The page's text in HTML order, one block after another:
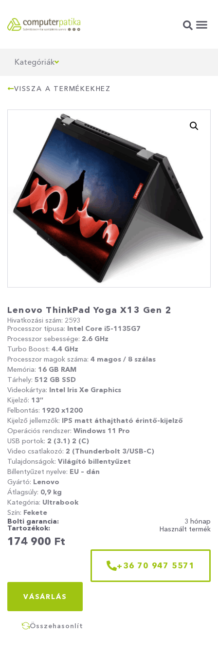
Kategóriák
VISSZA A TERMÉKEKHEZ
Lenovo ThinkPad Yoga X13 Gen 2
Hivatkozási szám: 2593
Processzor típusa: Intel Core i5-1135G7
Processzor sebessége: 2.6 GHz
Turbo Boost: 4.4 GHz
Processzor magok száma: 4 magos / 8 szálas
Memória: 16 GB RAM
Tárhely: 512 GB SSD
Videokártya: Intel Iris Xe Graphics
Kijelző: 13″
Felbontás: 1920 x1200
Kijelző jellemzők: IPS matt áthajtható érintő-kijelző
Operációs rendszer: Windows 11 Pro
USB portok: 2 (3.1) 2 (C)
Video csatlakozó: 2 (Thunderbolt 3/USB-C)
Tulajdonságok: Világító billentyűzet
Billentyűzet nyelve: EU – dán
Gyártó: Lenovo
Átlagsúly: 0,9 kg
Kategória: Ultrabook
Szín: Fekete
Bolti garancia:
3 hónap
Tartozékok: Használt termék
174 900 Ft
+36 70 947 5571
VÁSÁRLÁS
Összehasonlít